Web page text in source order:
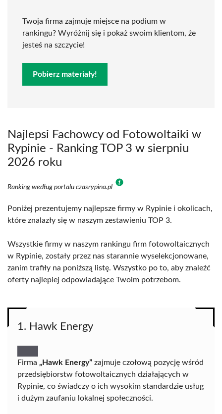
Twoja firma zajmuje miejsce na podium w
rankingu? Wyróżnij się i pokaż swoim klientom, że
jesteś na szczycie!
Pobierz materiały!
Najlepsi Fachowcy od Fotowoltaiki w
Rypinie - Ranking TOP 3 w sierpniu
2026 roku
Ranking według portalu czasrypina.pl
Poniżej prezentujemy najlepsze firmy w Rypinie i okolicach,
które znalazły się w naszym zestawieniu TOP 3.
Wszystkie firmy w naszym rankingu firm fotowoltaicznych
w Rypinie, zostały przez nas starannie wyselekcjonowane,
zanim trafiły na poniższą listę. Wszystko po to, aby znaleźć
oferty najlepiej odpowiadające Twoim potrzebom.
1. Hawk Energy
Firma „Hawk Energy” zajmuje czołową pozycję wśród
przedsiębiorstw fotowoltaicznych działających w
Rypinie, co świadczy o ich wysokim standardzie usług
i dużym zaufaniu lokalnej społeczności.